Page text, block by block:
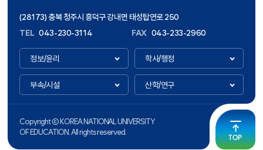
(28173) 충북 청주시 흥덕구 강내면 태성탑연로 250
TEL 043-230-3114 FAX 043-233-2960
정보/윤리 학사/행정
부속/시설 산학/연구
Copyright ⓒ KOREA NATIONAL UNIVERSITY
OF EDUCATION. All rights reserved.
TOP